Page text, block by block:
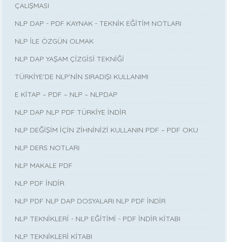
ÇALIŞMASI
NLP DAP - PDF KAYNAK - TEKNİK EĞİTİM NOTLARI
NLP İLE ÖZGÜN OLMAK
NLP DAP YAŞAM ÇİZGİSİ TEKNİĞİ
TÜRKİYE'DE NLP'NİN SIRADIŞI KULLANIMI
E KİTAP – PDF – NLP – NLPDAP
NLP DAP NLP PDF TÜRKİYE İNDİR
NLP DEĞİŞİM İÇİN ZİHNİNİZİ KULLANIN PDF – PDF OKU
NLP DERS NOTLARI
NLP MAKALE PDF
NLP PDF İNDİR
NLP PDF NLP DAP DOSYALARI NLP PDF İNDİR
NLP TEKNİKLERİ - NLP EĞİTİMİ - PDF İNDİR KİTABI
NLP TEKNİKLERİ KİTABI